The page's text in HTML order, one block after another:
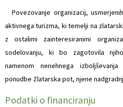
organizacij,
aktivnega turizma, ki temelji na
z ostalimi zainteresiranimi
sodelovanju, ki bo zagotovila
namenom nenehnega
ponudbe Zlatarska pot, njene
Podatki o financiranju